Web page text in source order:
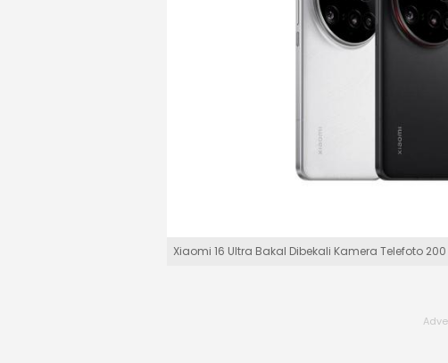
Xiaomi 16 Ultra Bakal Dibekali Kamera Telefoto 200